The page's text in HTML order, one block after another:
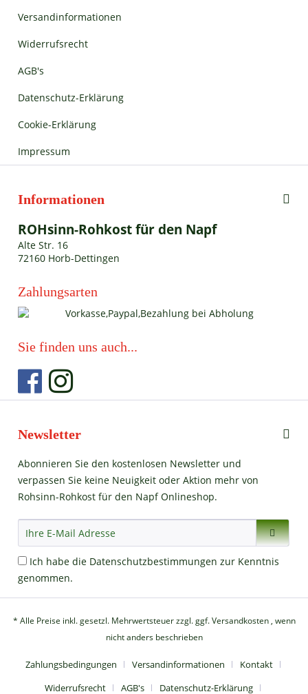
Versandinformationen
Widerrufsrecht
AGB's
Datenschutz-Erklärung
Cookie-Erklärung
Impressum
Informationen
ROHsinn-Rohkost für den Napf
Alte Str. 16
72160 Horb-Dettingen
Zahlungsarten
Sie finden uns auch...
Newsletter
Abonnieren Sie den kostenlosen Newsletter und
verpassen Sie keine Neuigkeit oder Aktion mehr von
Rohsinn-Rohkost für den Napf Onlineshop.
Ich habe die Datenschutzbestimmungen zur Kenntnis
genommen.
* Alle Preise inkl. gesetzl. Mehrwertsteuer zzgl.ggf. Versandkosten, wenn
nicht anders beschrieben
Zahlungsbedingungen Versandinformationen
Kontakt
Widerrufsrecht
AGB's Datenschutz-Erklärung